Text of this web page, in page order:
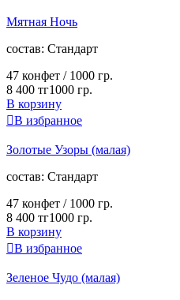
Мятная Ночь
cостав: Стандарт
47 конфет / 1000 гр.
8 400 тг1000 гр.
В корзину
В избранное
Золотые Узоры (малая)
cостав: Стандарт
47 конфет / 1000 гр.
8 400 тг1000 гр.
В корзину
В избранное
Зеленое Чудо (малая)